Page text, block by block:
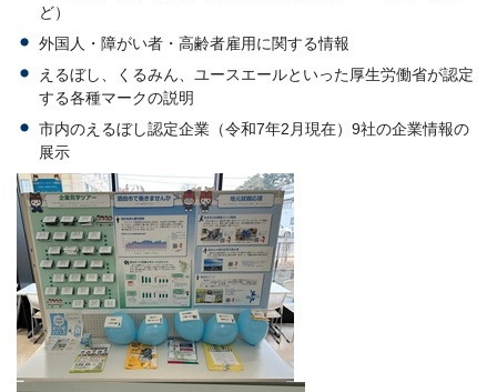
ど）
外国人・障がい者・高齢者雇用に関する情報
えるぼし、くるみん、ユースエールといった厚生労働省が認定
する各種マークの説明
市内のえるぼし認定企業（令和7年2月現在）9社の企業情報の
展示